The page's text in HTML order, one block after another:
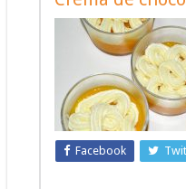
Facebook